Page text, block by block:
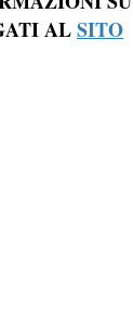
ALSITO